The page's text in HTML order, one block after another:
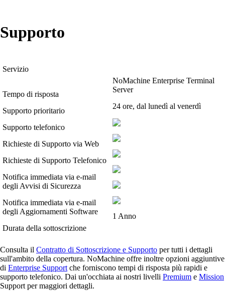
Supporto
Servizio
Tempo di risposta
Supporto prioritario
Supporto telefonico
Richieste di Supporto via Web
Richieste di Supporto Telefonico
Notifica immediata via e-mail
degli Avvisi di Sicurezza
Notifica immediata via e-mail
degli Aggiornamenti Software
Durata della sottoscrizione
NoMachine Enterprise Terminal
Server
24 ore, dal lunedì al venerdì
1 Anno
Consulta il Contratto di Sottoscrizione e Supporto per tutti i dettagli
sull'ambito della copertura. NoMachine offre inoltre opzioni aggiuntive
di Enterprise Supportche forniscono tempi di risposta più rapidi e
supporto telefonico. Dai un'occhiata ai nostri livelli Premium e Mission
Support per maggiori dettagli.